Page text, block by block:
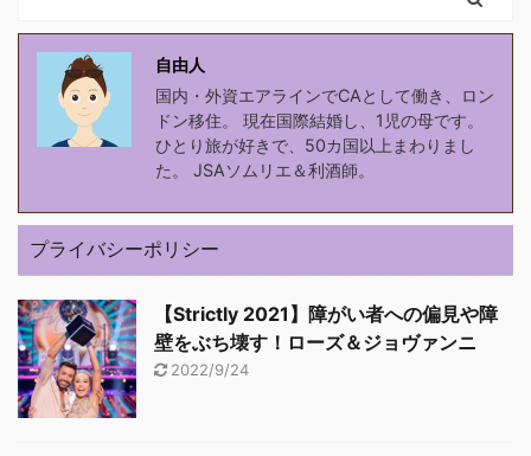
自由人
国内・外資エアラインでCAとして働き、ロン
ドン移住。 現在国際結婚し、1児の母です。
ひとり旅が好きで、50カ国以上まわりまし
た。 JSAソムリエ＆利酒師。
プライバシーポリシー
【Strictly 2021】障がい者への偏見や障
壁をぶち壊す！ローズ＆ジョヴァンニ
2022/9/24